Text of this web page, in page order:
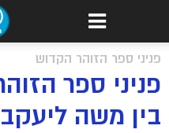
פניני ספר הזוהר הקדוש
פניני ספר
בין משה ליעקב